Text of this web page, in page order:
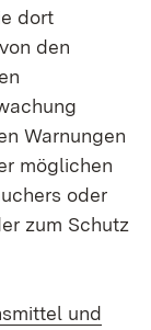
dort
den
Warnungen
möglichen
oder
zum Schutz
und